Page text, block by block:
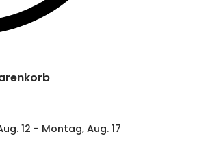
12 - Montag, Aug. 17